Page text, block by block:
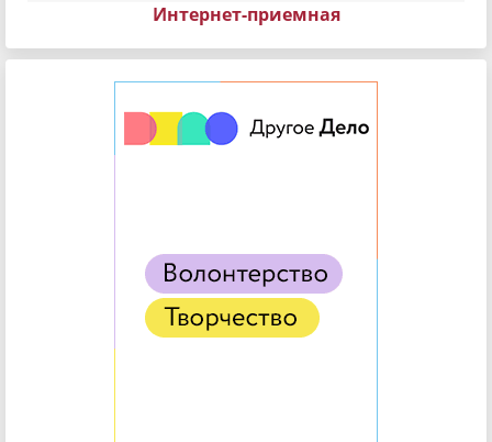
Интернет-приемная